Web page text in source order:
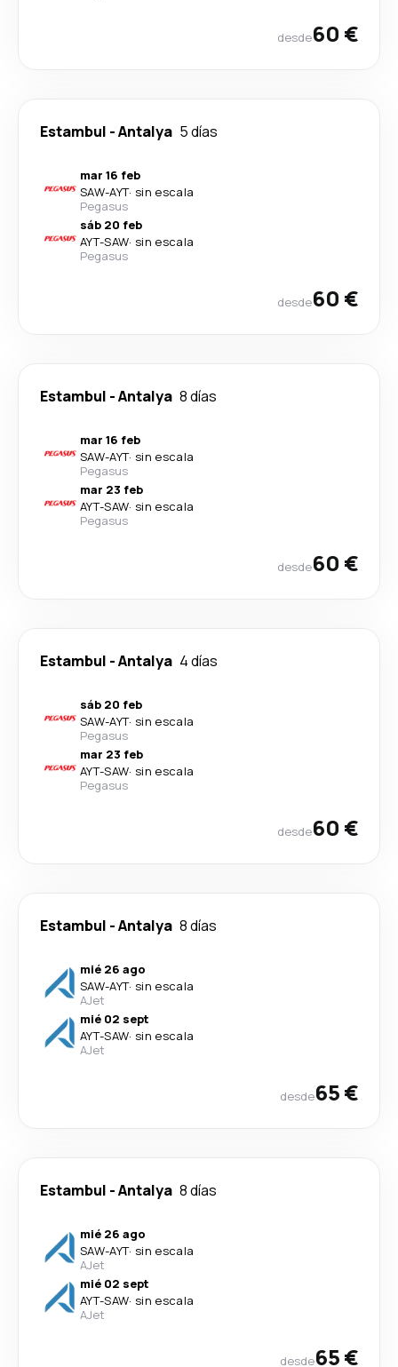
desde60 €
Estambul -Antalya 5 días
mar 16 feb
SAW-AYT· sin escala
Pegasus
sáb 20 feb
AYT-SAW· sin escala
Pegasus
desde60 €
Estambul -Antalya 8 días
mar 16 feb
SAW-AYT· sin escala
Pegasus
mar 23 feb
AYT-SAW· sin escala
Pegasus
desde60 €
Estambul -Antalya 4 días
sáb 20 feb
SAW-AYT· sin escala
Pegasus
mar 23 feb
AYT-SAW· sin escala
Pegasus
desde60 €
Estambul -Antalya 8 días
mié 26 ago
SAW-AYT· sin escala
AJet
mié 02 sept
AYT-SAW· sin escala
AJet
desde65 €
Estambul -Antalya 8 días
mié 26 ago
SAW-AYT· sin escala
AJet
mié 02 sept
AYT-SAW· sin escala
AJet
desde65 €